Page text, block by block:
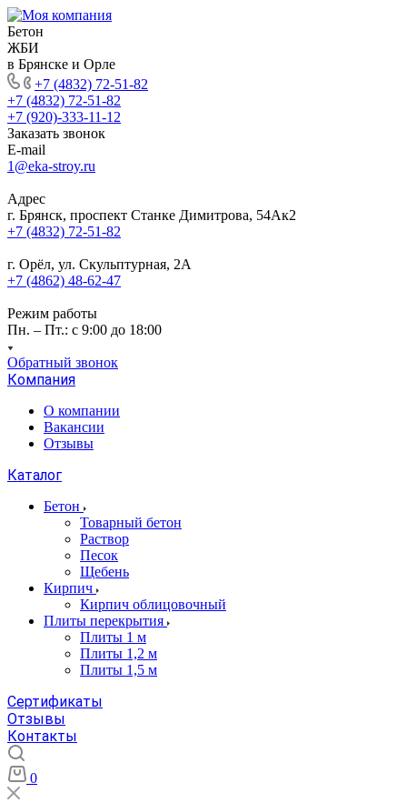
Бетон
ЖБИ
в Брянске и Орле
+7 (4832) 72-51-82
+7 (4832) 72-51-82
+7 (920)-333-11-12
Заказать звонок
E-mail
1@eka-stroy.ru
Адрес
г. Брянск, проспект Станке Димитрова, 54Ак2
+7 (4832) 72-51-82
г. Орёл, ул. Скульптурная, 2А
+7 (4862) 48-62-47
Режим работы
Пн. – Пт.: с 9:00 до 18:00
Обратный звонок
Компания
О компании
Вакансии
Отзывы
Каталог
Бетон
Товарный бетон
Раствор
Песок
Щебень
Кирпич
Кирпич облицовочный
Плиты перекрытия
Плиты 1 м
Плиты 1,2 м
Плиты 1,5 м
Сертификаты
Отзывы
Контакты
0